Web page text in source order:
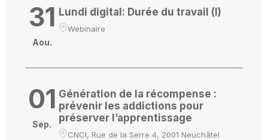
31
Aou.
Lundi digital: Durée du travail (I)
Webinaire
01
Sep.
Génération de la récompense :
prévenir les addictions pour
préserver l’apprentissage
CNCI, Rue de la Serre 4, 2001 Neuchâtel